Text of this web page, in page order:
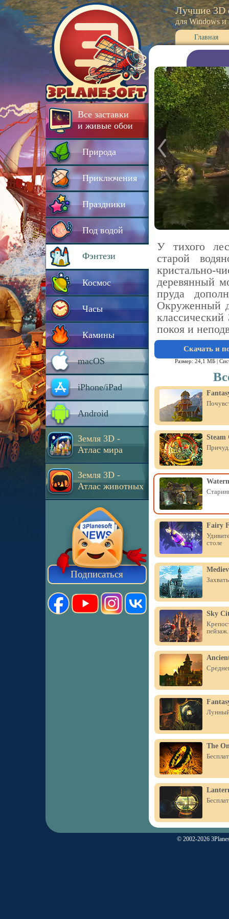
Все заставки
и живые обои
Природа
Приключения
Праздники
Под водой
Фэнтези
Космос
Часы
Камины
macOS
iPhone/iPad
Android
Земля 3D -
Атлас мира
Земля 3D -
Атлас животных
Подписаться
Лучшие 3D
для Windows и
Главная
У тихого
старой
деревянный
пруда
Окруженный
покоя и
Скачать и
Размер: 24,1 МБ |
Steam
Fairy
столе
Sky
пейзаж.
Лунный
The
© 2002-2026